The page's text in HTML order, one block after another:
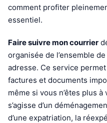
comment profiter
essentiel.
Faire suivre mon courrier
organisée de l’ensemble
adresse. Ce service
factures et documents
même si vous n’êtes plus
s’agisse d’un
d’une expatriation, la